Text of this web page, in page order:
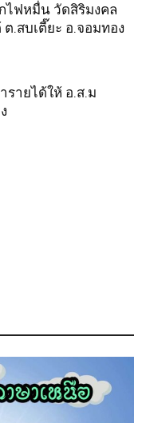
ไฟหมื่น วัดสิริมงคล
.สบเตี๊ยะ อ.จอมทอง
รายได้ให้ อ.ส.ม